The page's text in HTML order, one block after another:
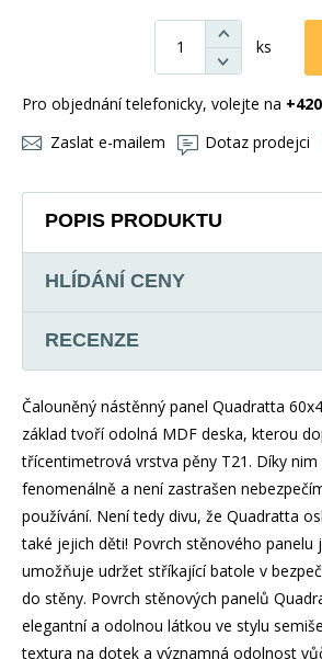
ks
Pro objednání telefonicky, volejte na
Zaslat e-mailem
Dotaz prodejci
POPIS PRODUKTU
HLÍDÁNÍ CENY
RECENZE
Čalouněný nástěnný panel Quadratta
základ tvoří odolná MDF deska, kterou
třícentimetrová vrstva pěny T21. Díky
fenomenálně a není zastrašen
používání. Není tedy divu, že Quadratta
také jejich děti! Povrch stěnového panelu
umožňuje udržet stříkající batole v
do stěny. Povrch stěnových panelů
elegantní a odolnou látkou ve stylu
textura na dotek a významná odolnost